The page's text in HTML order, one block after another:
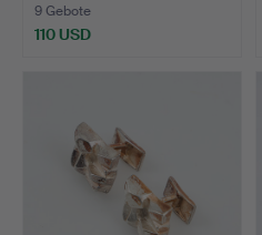
9 Gebote
110 USD